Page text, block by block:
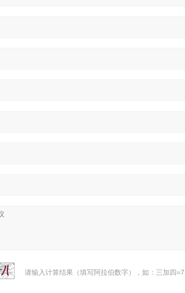
请输入计算结果（填写阿拉伯数字），如：三加四=7